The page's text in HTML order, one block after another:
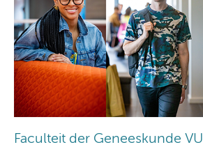
Faculteit der Geneeskunde VU